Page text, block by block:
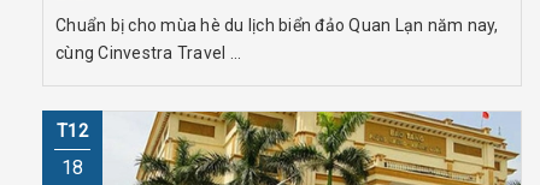
Chuẩn bị cho mùa hè du lịch biển đảo Quan Lạn năm nay,
cùng Cinvestra Travel ...
T12
18